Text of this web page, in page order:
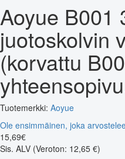
Aoyue B001
juotoskolvin
(korvattu
Tuotemerkki: Aoyue
Ole ensimmäinen, joka
15,69€
Sis. ALV (Veroton: 12,65 €)